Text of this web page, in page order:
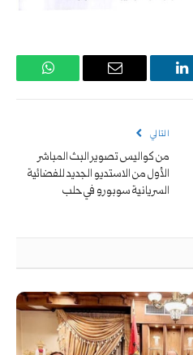
لينكدإن
البريد
واتساب
التالي
من كواليس تصوير البث المباشر
الأول من الاستديو الجديد للفضائية
السريانية سوبورو في حلب